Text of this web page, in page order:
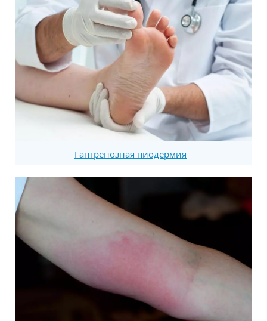
Гангренозная пиодермия